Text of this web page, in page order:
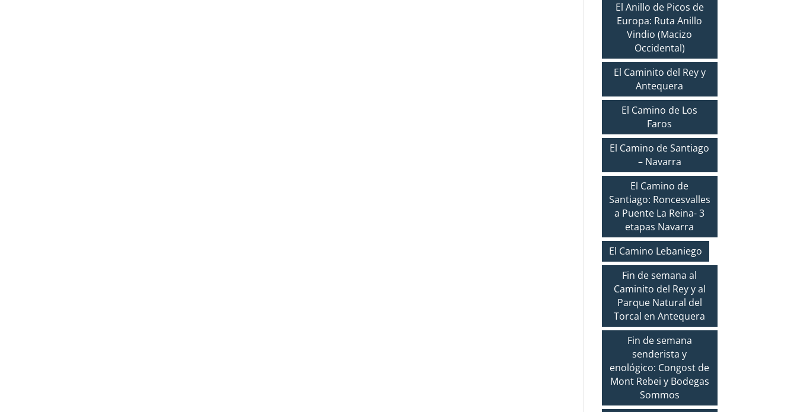
El Anillo de Picos de
Europa: Ruta Anillo
Vindio (Macizo
Occidental)
El Caminito del Rey y
Antequera
El Camino de Los
Faros
El Camino de Santiago
– Navarra
El Camino de
Santiago: Roncesvalles
a Puente La Reina- 3
etapas Navarra
El Camino Lebaniego
Fin de semana al
Caminito del Rey y al
Parque Natural del
Torcal en Antequera
Fin de semana
senderista y
enológico: Congost de
Mont Rebei y Bodegas
Sommos